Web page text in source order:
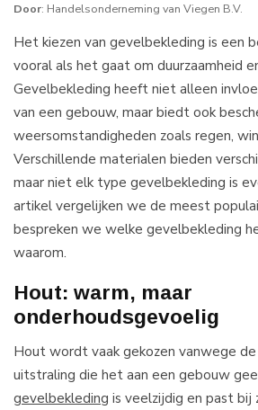
Door: Handelsonderneming van Viegen B.V.
Het kiezen van gevelbekleding is een
vooral als het gaat om duurzaamheid
Gevelbekleding heeft niet alleen
van een gebouw, maar biedt ook
weersomstandigheden zoals regen,
Verschillende materialen bieden
maar niet elk type gevelbekleding is
artikel vergelijken we de meest
bespreken we welke gevelbekleding
waarom.
Hout: warm, maar
onderhoudsgevoelig
Hout wordt vaak gekozen vanwege
uitstraling die het aan een gebouw
gevelbekleding is veelzijdig en past bij